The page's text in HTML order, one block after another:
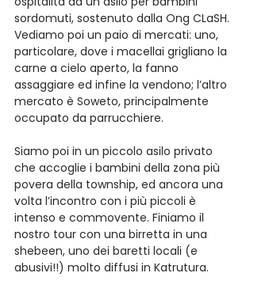
sordomuti, sostenuto dalla Ong CLaSH.
Vediamo poi un paio di mercati: uno,
particolare, dove i macellai grigliano la
carne a cielo aperto, la fanno
assaggiare ed infine la vendono; l’altro
mercato è Soweto, principalmente
occupato da parrucchiere.
Siamo poi in un piccolo asilo privato
che accoglie i bambini della zona più
povera della township, ed ancora una
volta l’incontro con i più piccoli è
intenso e commovente. Finiamo il
nostro tour con una birretta in una
shebeen, uno dei baretti locali (e
abusivi!!) molto diffusi in Katrutura.